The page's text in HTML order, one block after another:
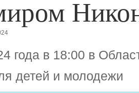
года в 18:00 в
детей и молодежи